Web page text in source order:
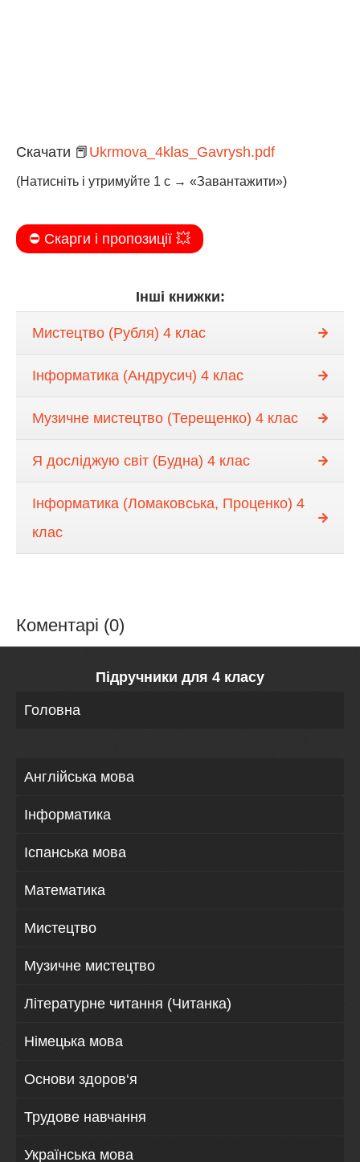
Скачати 📕 Ukrmova_4klas_Gavrysh.pdf
(Натисніть і утримуйте 1 с → «Завантажити»)
⛔️ Скарги і пропозиції 💥
Інші книжки:
Мистецтво (Рубля) 4 клас
Інформатика (Андрусич) 4 клас
Музичне мистецтво (Терещенко) 4 клас
Я досліджую світ (Будна) 4 клас
Інформатика (Ломаковська, Проценко) 4
клас
Коментарі (0)
Підручники для 4 класу
Головна
Англійська мова
Інформатика
Іспанська мова
Математика
Мистецтво
Музичне мистецтво
Літературне читання (Читанка)
Німецька мова
Основи здоров‘я
Трудове навчання
Українська мова